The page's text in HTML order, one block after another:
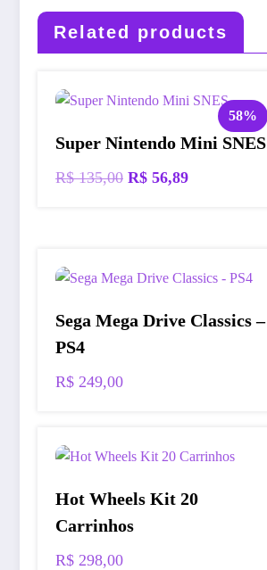
Related products
58%
Super Nintendo Mini SNES
R$135,00 O
R$ 135,00.
R$ 56,89O
R$ 56,89.
Sega Mega Drive Classics –
PS4
R$ 249,00
Hot Wheels Kit 20
Carrinhos
R$ 298,00